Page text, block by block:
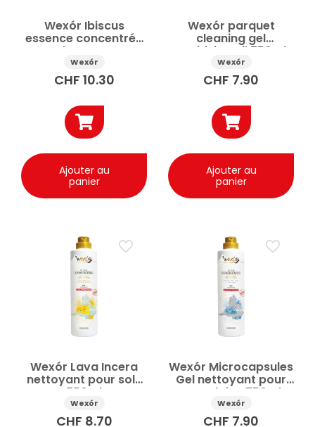
Wexór Ibiscus
essence concentrée
pour le nettoyage
des sols 235ml
Wexór
CHF 10.30
Ajouter au
panier
Wexór parquet
cleaning gel
sanitising oil 750ml
Wexór
CHF 7.90
Ajouter au
panier
Wexór Lava Incera
nettoyant pour sols
750ml
Wexór
CHF 8.70
Wexór Microcapsules
Gel nettoyant pour
porcelaine 750ml
Wexór
CHF 7.90